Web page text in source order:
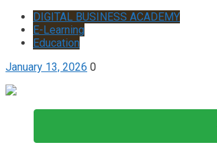
DIGITAL BUSINESS ACADEMY
E-Learning
Education
January 13, 2026 0